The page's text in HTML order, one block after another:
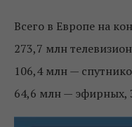
Всего в Европе на
273,7 млн
106,4 млн —
64,6 млн — эфирных,